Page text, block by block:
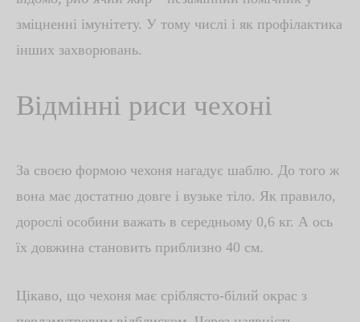
зміцненні імунітету. У тому числі і як профілактика
інших захворювань.
Відмінні риси чехоні
За своєю формою чехоня нагадує шаблю. До того ж
вона має достатню довге і вузьке тіло. Як правило,
дорослі особини важать в середньому 0,6 кг. А ось
їх довжина становить приблизно 40 см.
Цікаво, що чехоня має сріблясто-білий окрас з